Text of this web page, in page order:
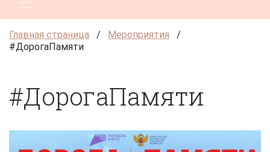
Главная страница / Мероприятия
/
#ДорогаПамяти
#ДорогаПамяти